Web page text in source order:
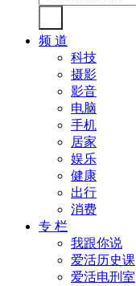
频 道
科技
摄影
影音
电脑
手机
居家
娱乐
健康
出行
消费
专 栏
我跟你说
爱活历史课
爱活电刑室